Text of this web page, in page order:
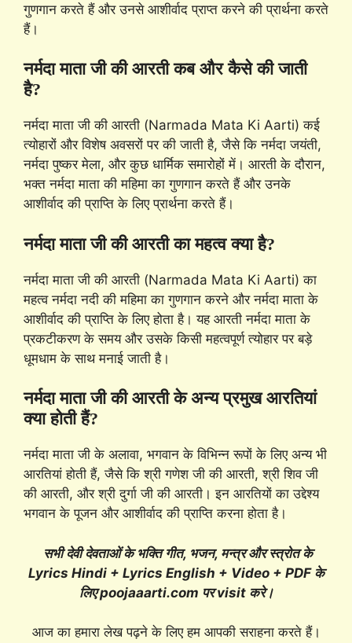
गुणगान करते हैं और उनसे आशीर्वाद प्राप्त करने की प्रार्थना करते
हैं।
नर्मदा माता जी की आरती कब और कैसे की जाती
है?
नर्मदा माता जी की आरती (Narmada Mata Ki Aarti) कई
त्योहारों और विशेष अवसरों पर की जाती है, जैसे कि नर्मदा जयंती,
नर्मदा पुष्कर मेला, और कुछ धार्मिक समारोहों में। आरती के दौरान,
भक्त नर्मदा माता की महिमा का गुणगान करते हैं और उनके
आशीर्वाद की प्राप्ति के लिए प्रार्थना करते हैं।
नर्मदा माता जी की आरती का महत्व क्या है?
नर्मदा माता जी की आरती (Narmada Mata Ki Aarti) का
महत्व नर्मदा नदी की महिमा का गुणगान करने और नर्मदा माता के
आशीर्वाद की प्राप्ति के लिए होता है। यह आरती नर्मदा माता के
प्रकटीकरण के समय और उसके किसी महत्वपूर्ण त्योहार पर बड़े
धूमधाम के साथ मनाई जाती है।
नर्मदा माता जी की आरती के अन्य प्रमुख आरतियां
क्या होती हैं?
नर्मदा माता जी के अलावा, भगवान के विभिन्न रूपों के लिए अन्य भी
आरतियां होती हैं, जैसे कि श्री गणेश जी की आरती, श्री शिव जी
की आरती, और श्री दुर्गा जी की आरती। इन आरतियों का उद्देश्य
भगवान के पूजन और आशीर्वाद की प्राप्ति करना होता है।
सभी देवी देवताओं के भक्ति गीत, भजन, मन्त्र और स्त्रोत के
Lyrics Hindi + Lyrics English + Video + PDF के
लिए poojaaarti.com पर visit करे।
आज का हमारा लेख पढ़ने के लिए हम आपकी सराहना करते हैं।